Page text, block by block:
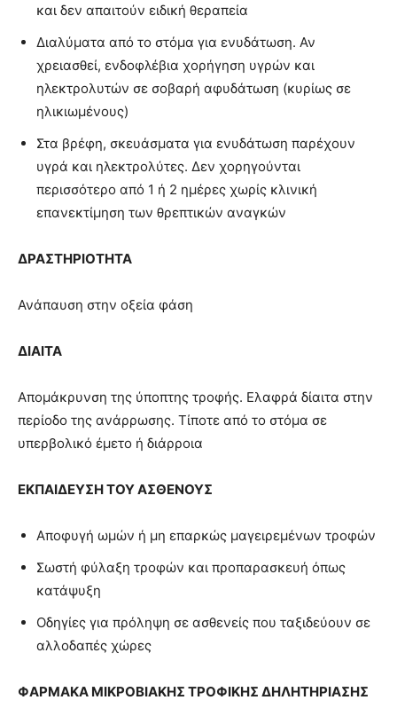
και δεν απαιτούν ειδική θεραπεία
Διαλύματα από το στόμα για ενυδάτωση. Αν
χρειασθεί, ενδοφλέβια χορήγηση υγρών και
ηλεκτρολυτών σε σοβαρή αφυδάτωση (κυρίως σε
ηλικιωμένους)
Στα βρέφη, σκευάσματα για ενυδάτωση παρέχουν
υγρά και ηλεκτρολύτες. Δεν χορηγούνται
περισσότερο από 1 ή 2 ημέρες χωρίς κλινική
επανεκτίμηση των θρεπτικών αναγκών
ΔΡΑΣΤΗΡΙΟΤΗΤΑ
Ανάπαυση στην οξεία φάση
ΔΙΑΙΤΑ
Απομάκρυνση της ύποπτης τροφής. Ελαφρά δίαιτα στην
περίοδο της ανάρρωσης. Τίποτε από το στόμα σε
υπερβολικό έμετο ή διάρροια
ΕΚΠΑΙΔΕΥΣΗ ΤΟΥ ΑΣΘΕΝΟΥΣ
Αποφυγή ωμών ή μη επαρκώς μαγειρεμένων τροφών
Σωστή φύλαξη τροφών και προπαρασκευή όπως
κατάψυξη
Οδηγίες για πρόληψη σε ασθενείς που ταξιδεύουν σε
αλλοδαπές χώρες
ΦΑΡΜΑΚΑ ΜΙΚΡΟΒΙΑΚΗΣ ΤΡΟΦΙΚΗΣ ΔΗΛΗΤΗΡΙΑΣΗΣ